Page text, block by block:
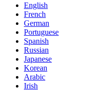
English
French
German
Portuguese
Spanish
Russian
Japanese
Korean
Arabic
Irish